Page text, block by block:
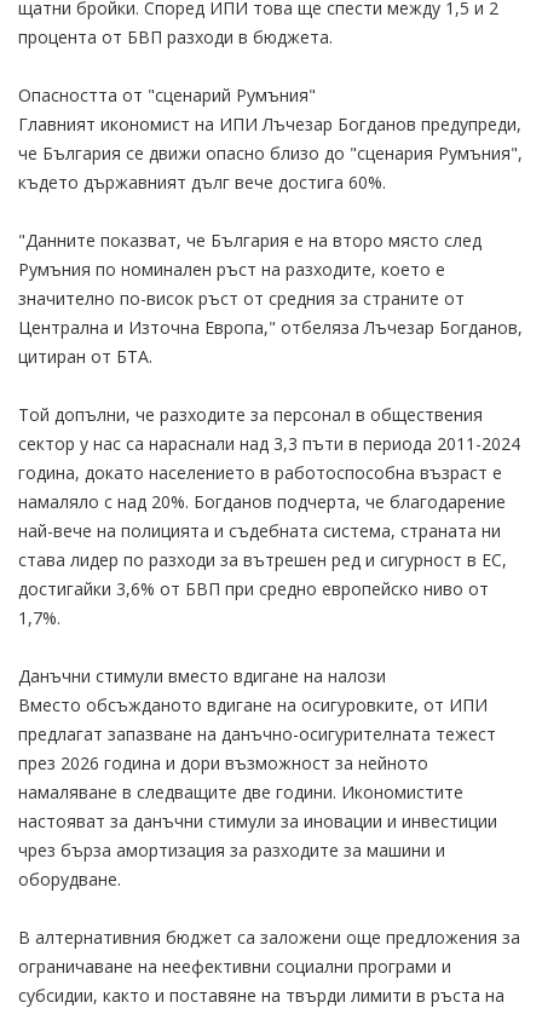
щатни бройки. Според ИПИ това ще спести между 1,5 и 2
процента от БВП разходи в бюджета.
Опасността от "сценарий Румъния"
Главният икономист на ИПИ Лъчезар Богданов предупреди,
че България се движи опасно близо до "сценария Румъния",
където държавният дълг вече достига 60%.
"Данните показват, че България е на второ място след
Румъния по номинален ръст на разходите, което е
значително по-висок ръст от средния за страните от
Централна и Източна Европа," отбеляза Лъчезар Богданов,
цитиран от БТА.
Той допълни, че разходите за персонал в обществения
сектор у нас са нараснали над 3,3 пъти в периода 2011-2024
година, докато населението в работоспособна възраст е
намаляло с над 20%. Богданов подчерта, че благодарение
най-вече на полицията и съдебната система, страната ни
става лидер по разходи за вътрешен ред и сигурност в ЕС,
достигайки 3,6% от БВП при средно европейско ниво от
1,7%.
Данъчни стимули вместо вдигане на налози
Вместо обсъжданото вдигане на осигуровките, от ИПИ
предлагат запазване на данъчно-осигурителната тежест
през 2026 година и дори възможност за нейното
намаляване в следващите две години. Икономистите
настояват за данъчни стимули за иновации и инвестиции
чрез бърза амортизация за разходите за машини и
оборудване.
В алтернативния бюджет са заложени още предложения за
ограничаване на неефективни социални програми и
субсидии, както и поставяне на твърди лимити в ръста на